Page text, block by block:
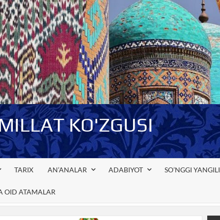
KO'ZGUSI
TARIX AN’ANALAR ADABIYOT SO’NGGI
OID ATAMALAR